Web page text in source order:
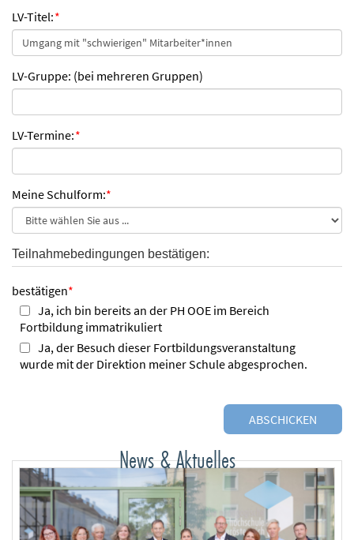
LV-Titel:*
LV-Gruppe: (bei mehreren Gruppen)
LV-Termine:*
Meine Schulform:*
Teilnahmebedingungen bestätigen:
bestätigen*
Ja, ich bin bereits an der PH OOE im Bereich
Fortbildung immatrikuliert
Ja, der Besuch dieser Fortbildungsveranstaltung
wurde mit der Direktion meiner Schule abgesprochen.
News & Aktuelles